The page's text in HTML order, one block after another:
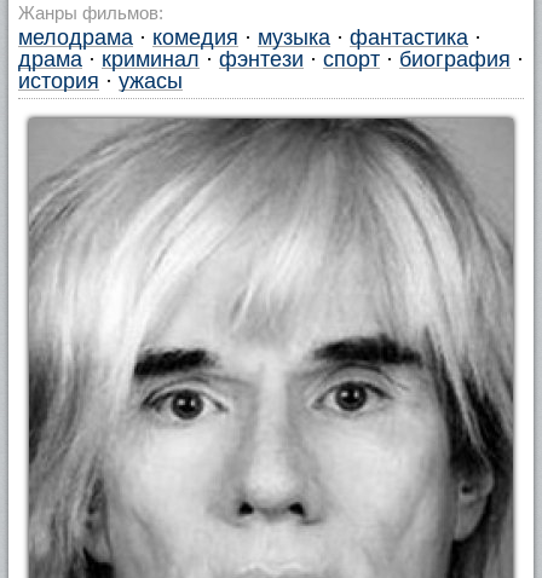
Жанры фильмов:
мелодрама · комедия · музыка · фантастика ·
драма · криминал · фэнтези · спорт · биография ·
история · ужасы